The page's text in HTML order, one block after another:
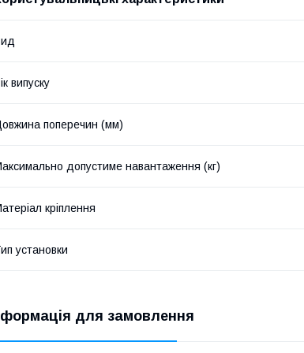
випуску
поперечин (мм)
допустиме навантаження (кг)
кріплення
установки
для замовлення